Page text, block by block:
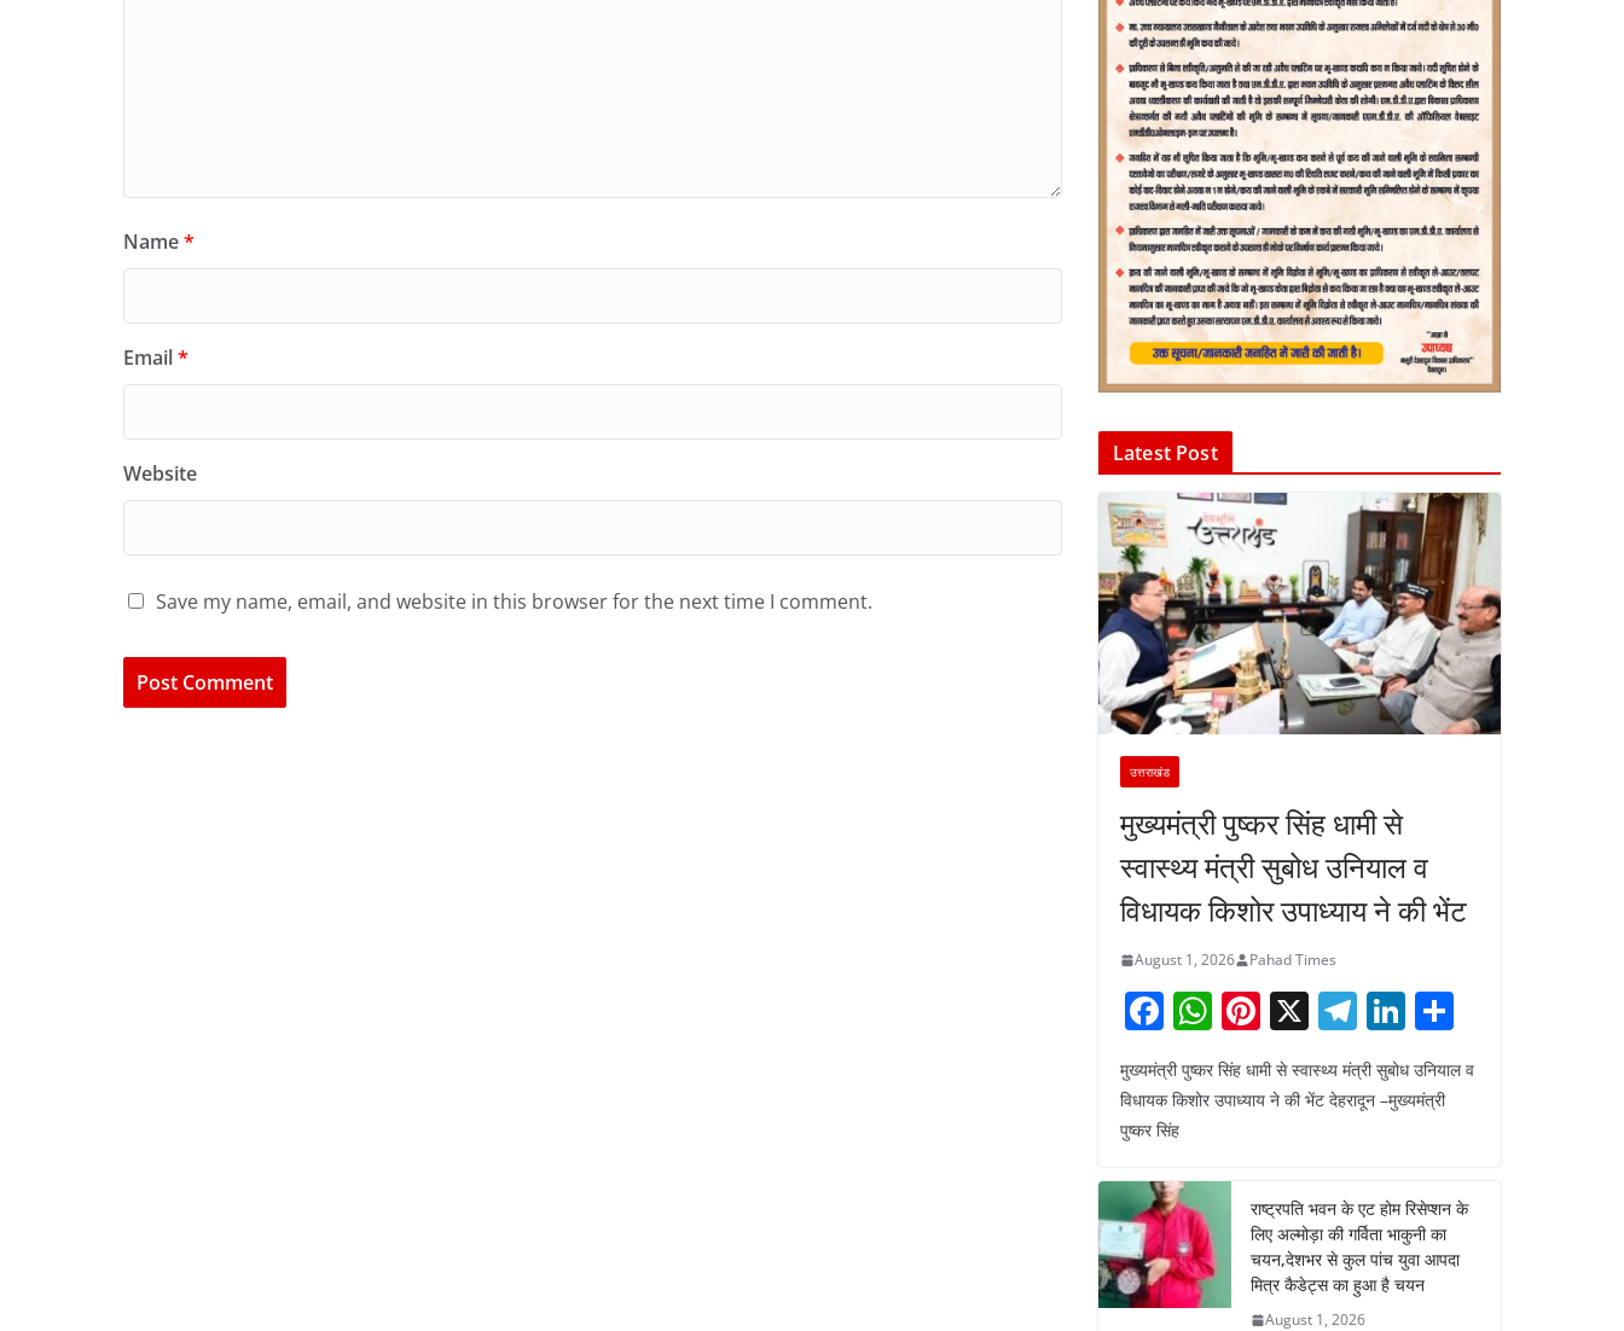
Name*
Email*
Website
Save my name, email, and website in this browser for the next time I comment.
Latest Post
उत्तराखंड
मुख्यमंत्री पुष्कर सिंह धामी से
स्वास्थ्य मंत्री सुबोध उनियाल व
विधायक किशोर उपाध्याय ने की भेंट
August 1, 2026 Pahad Times
F
a
c
e
o
o
k
W
h
at
p
Pi
nt
er
X T
el
e
gr
m
Li
n
k
n
ar
मुख्यमंत्री पुष्कर सिंह धामी से स्वास्थ्य मंत्री सुबोध उनियाल व
विधायक किशोर उपाध्याय ने की भेंट देहरादून –मुख्यमंत्री
पुष्कर सिंह
राष्ट्रपति भवन के एट होम रिसेप्शन के
लिए अल्मोड़ा की गर्विता भाकुनी का
चयन,देशभर से कुल पांच युवा आपदा
मित्र कैडेट्स का हुआ है चयन
August 1, 2026